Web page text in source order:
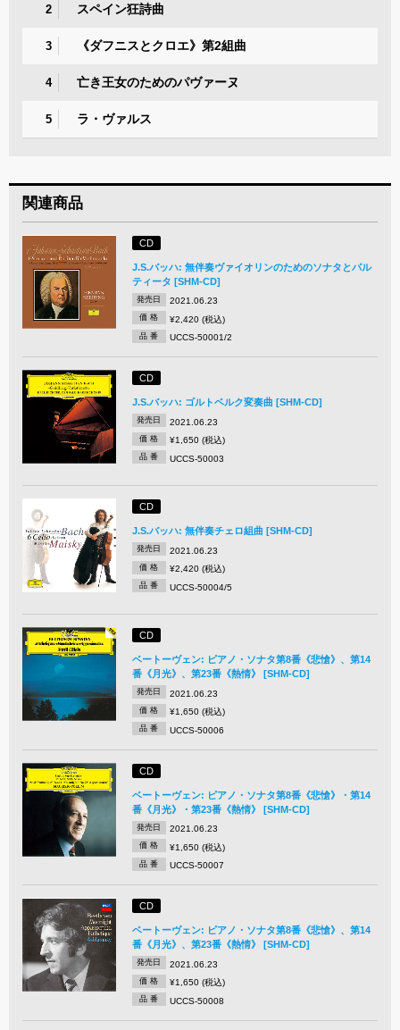
2 スペイン狂詩曲
3 《ダフニスとクロエ》第2組曲
4 亡き王女のためのパヴァーヌ
5 ラ・ヴァルス
関連商品
CD
J.S.バッハ: 無伴奏ヴァイオリンのためのソナタとパル
ティータ [SHM-CD]
発売日 2021.06.23
価 格 ¥2,420 (税込)
品 番 UCCS-50001/2
CD
J.S.バッハ: ゴルトベルク変奏曲 [SHM-CD]
発売日 2021.06.23
価 格 ¥1,650 (税込)
品 番 UCCS-50003
CD
J.S.バッハ: 無伴奏チェロ組曲 [SHM-CD]
発売日 2021.06.23
価 格 ¥2,420 (税込)
品 番 UCCS-50004/5
CD
ベートーヴェン: ピアノ・ソナタ第8番《悲愴》、第14
番《月光》、第23番《熱情》 [SHM-CD]
発売日 2021.06.23
価 格 ¥1,650 (税込)
品 番 UCCS-50006
CD
ベートーヴェン: ピアノ・ソナタ第8番《悲愴》・第14
番《月光》・第23番《熱情》 [SHM-CD]
発売日 2021.06.23
価 格 ¥1,650 (税込)
品 番 UCCS-50007
CD
ベートーヴェン: ピアノ・ソナタ第8番《悲愴》、第14
番《月光》、第23番《熱情》 [SHM-CD]
発売日 2021.06.23
価 格 ¥1,650 (税込)
品 番 UCCS-50008